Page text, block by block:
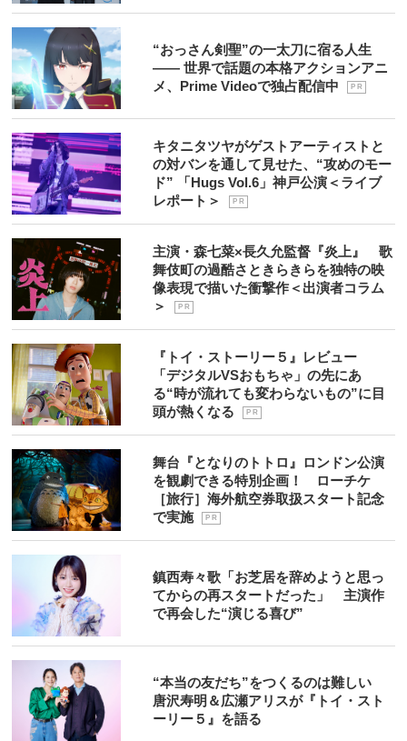
“おっさん剣聖”の一太刀に宿る人生
―― 世界で話題の本格アクションアニ
メ、Prime Videoで独占配信中
P R
キタニタツヤがゲストアーティストと
の対バンを通して見せた、“攻めのモー
ド” 「Hugs Vol.6」神戸公演＜ライブ
レポート＞
P R
主演・森七菜×長久允監督『炎上』 歌
舞伎町の過酷さときらきらを独特の映
像表現で描いた衝撃作＜出演者コラム
＞
P R
『トイ・ストーリー５』レビュー
「デジタルVSおもちゃ」の先にあ
る“時が流れても変わらないもの”に目
頭が熱くなる
P R
舞台『となりのトトロ』ロンドン公演
を観劇できる特別企画！ ローチケ
［旅行］海外航空券取扱スタート記念
で実施
P R
鎮西寿々歌「お芝居を辞めようと思っ
てからの再スタートだった」 主演作
で再会した“演じる喜び”
“本当の友だち”をつくるのは難しい
唐沢寿明＆広瀬アリスが『トイ・スト
ーリー５』を語る